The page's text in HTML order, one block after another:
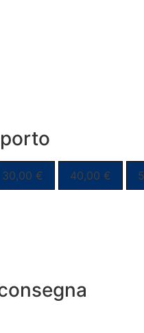
30,00 € 40,00 €